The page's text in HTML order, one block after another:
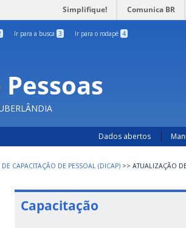
Simplifique! Comunica BR
Ir para a busca 3 Ir para o rodapé 4
Dados abertos
CAPACITAÇÃO DE PESSOAL (DICAP) >> ATUALIZAÇÃO
Capacitação